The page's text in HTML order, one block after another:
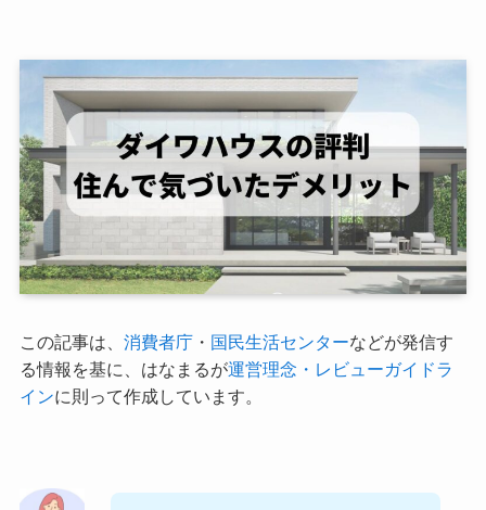
この記事は、 消費者庁・ 国民生活センターなどが発信す
る情報を基に、はなまるが運営理念・レビューガイドラ
インに則って作成しています。